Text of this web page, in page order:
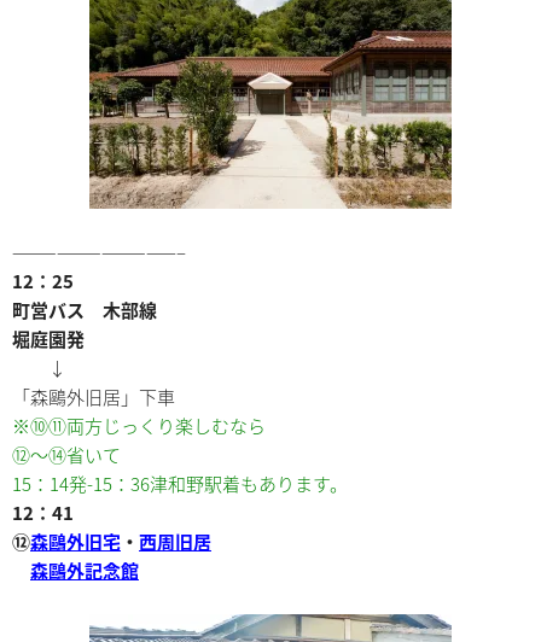
———————————–
12：25
町営バス 木部線
堀庭園発
↓
「森鷗外旧居」下車
※⑩⑪両方じっくり楽しむなら
⑫～⑭省いて
15：14発-15：36津和野駅着もあります。
12：41
⑫森鷗外旧宅 ・ 西周旧居
森鷗外記念館